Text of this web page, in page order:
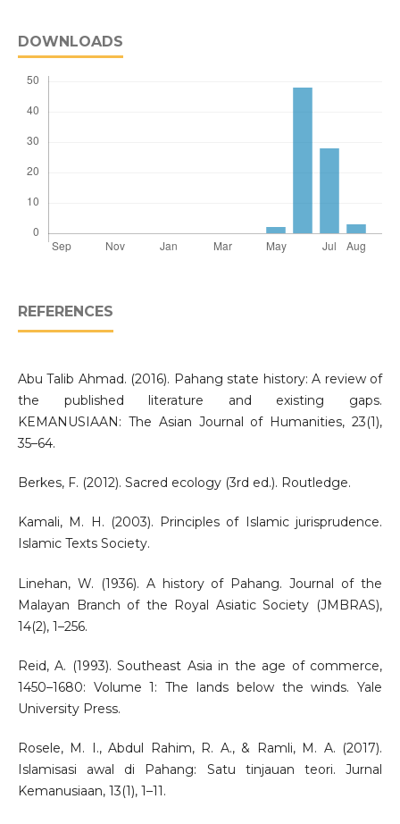
DOWNLOADS
REFERENCES
Abu Talib Ahmad. (2016). Pahang state history: A review of
the published literature and existing gaps.
KEMANUSIAAN: The Asian Journal of Humanities, 23(1),
35–64.
Berkes, F. (2012). Sacred ecology (3rd ed.). Routledge.
Kamali, M. H. (2003). Principles of Islamic jurisprudence.
Islamic Texts Society.
Linehan, W. (1936). A history of Pahang. Journal of the
Malayan Branch of the Royal Asiatic Society (JMBRAS),
14(2), 1–256.
Reid, A. (1993). Southeast Asia in the age of commerce,
1450–1680: Volume 1: The lands below the winds. Yale
University Press.
Rosele, M. I., Abdul Rahim, R. A., & Ramli, M. A. (2017).
Islamisasi awal di Pahang: Satu tinjauan teori. Jurnal
Kemanusiaan, 13(1), 1–11.